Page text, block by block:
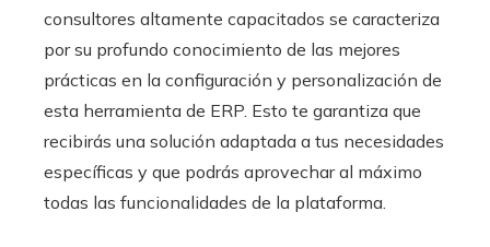
consultores altamente capacitados se caracteriza
por su profundo conocimiento de las mejores
prácticas en la configuración y personalización de
esta herramienta de ERP. Esto te garantiza que
recibirás una solución adaptada a tus necesidades
específicas y que podrás aprovechar al máximo
todas las funcionalidades de la plataforma.